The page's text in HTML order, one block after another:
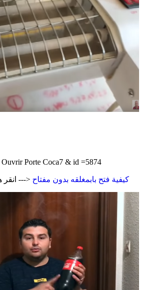
Porte Coca7 & id =5874
كيفية فتح بابمغلقه بدون مفتاح <--- انقر